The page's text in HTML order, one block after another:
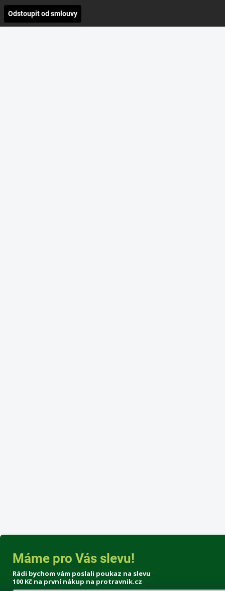
Odstoupit od smlouvy
Máme pro Vás slevu!
Rádi bychom vám poslali poukaz na slevu
100 Kč na první nákup na protravnik.cz